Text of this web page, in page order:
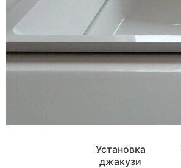
Установка
джакузи